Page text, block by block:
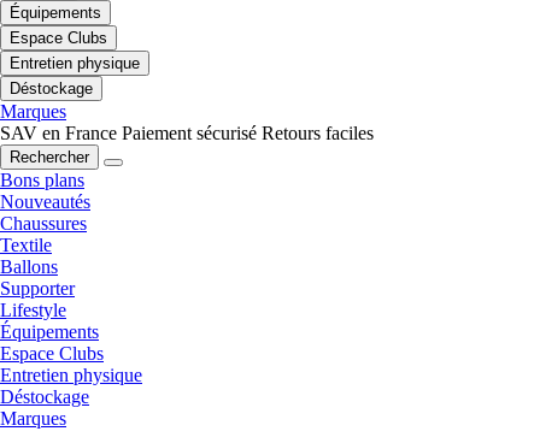
Équipements
Espace Clubs
Entretien physique
Déstockage
Marques
SAV en France Paiement sécurisé Retours faciles
Rechercher
Bons plans
Nouveautés
Chaussures
Textile
Ballons
Supporter
Lifestyle
Équipements
Espace Clubs
Entretien physique
Déstockage
Marques